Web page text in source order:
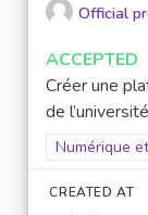
Official
ACCEPTED
Créer une
de
Filter results
Numérique
CREATED AT